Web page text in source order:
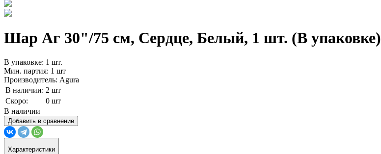
Шар Аг 30"/75 см, Сердце, Белый, 1 шт. (В упаковке)
В упаковке: 1 шт.
Мин. партия: 1 шт
Производитель: Agura
В наличии: 2 шт
Скоро:
0 шт
В наличии
Добавить в сравнение
Характеристики